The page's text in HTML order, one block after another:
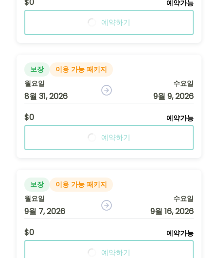
예약가능
예약하기
보장
이용 가능 패키지
월요일
8월 31, 2026
수요일
9월 9, 2026
$0
예약가능
예약하기
보장
이용 가능 패키지
월요일
9월 7, 2026
수요일
9월 16, 2026
$0
예약가능
예약하기